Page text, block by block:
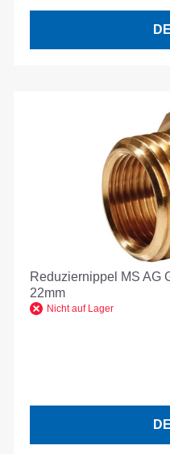
Reduziernippel MS AG
22mm
Nicht auf Lager